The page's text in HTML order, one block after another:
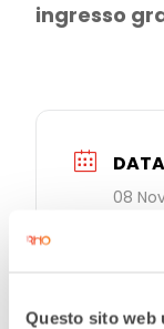
Questo sito web
ingresso
DATA
08